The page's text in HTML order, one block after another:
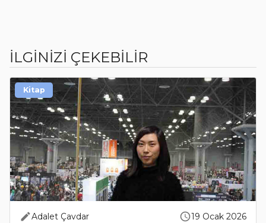
İLGİNİZİ ÇEKEBİLİR
Adalet Çavdar 19 Ocak 2026
Kitap